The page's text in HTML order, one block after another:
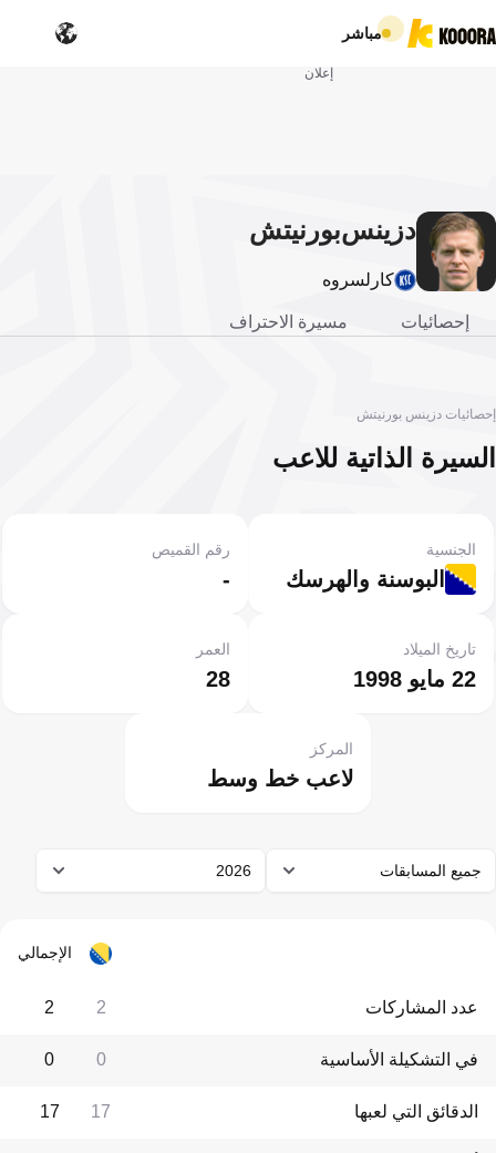
مباشر
إعلان
دزينسبورنيتش
كارلسروه
إحصائيات مسيرة الاحتراف
إحصائيات دزينس بورنيتش
السيرة الذاتية للاعب
البوسنة والهرسك
الجنسية
-
رقم القميص
22 مايو 1998
تاريخ الميلاد
28
العمر
لاعب خط وسط
المركز
جميع المسابقات 2026
الإجمالي
عدد المشاركات 2
2
في التشكيلة الأساسية 0
0
الدقائق التي لعبها 17
17